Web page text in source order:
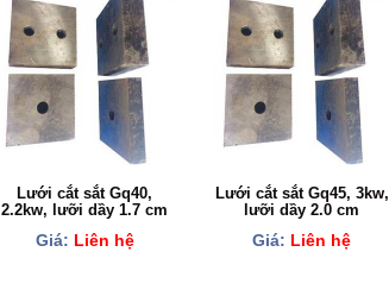
Lưới cắt sắt Gq40,
2.2kw, lưỡi dầy 1.7 cm
Giá: Liên hệ
Lưới cắt sắt Gq45, 3kw,
lưỡi dầy 2.0 cm
Giá: Liên hệ